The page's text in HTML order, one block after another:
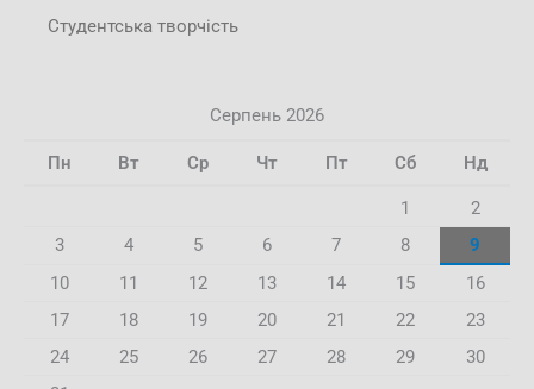
Студентська творчість
Серпень 2026
Пн Вт Ср Чт Пт Сб Нд
1
2
3
4 5 6 7 8
9
10
11 12 13 14 15
16
17
18 19 20 21 22
23
24
25 26 27 28 29
30